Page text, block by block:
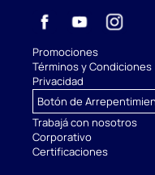
Promociones
Términos y Condiciones
Privacidad
Botón de
Trabajá con nosotros
Corporativo
Certificaciones